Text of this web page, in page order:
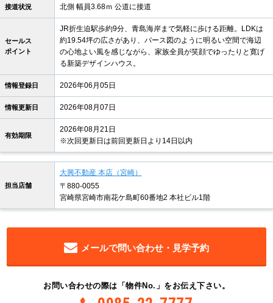
接道状況 北側 幅員3.68ｍ 公道に接道
セールス
ポイント
JR折生迫駅歩約9分、青島海岸まで気軽に歩ける距離。LDKは
約19.54坪の広さがあり、パース図のように明るい空間で海辺
の心地よい風を感じながら、家族全員が笑顔でゆったりと寛げ
る新築デザインハウス。
情報登録日 2026年06月05日
情報更新日 2026年08月07日
有効期限
2026年08月21日
※次回更新日は前回更新日より14日以内
担当店舗
大興不動産 本店（宮崎）
〒880-0055
宮崎県宮崎市南花ケ島町60番地2 本社ビル1階
お問い合わせの際は「物件No.」をお伝え下さい。
メールで問い合わせ・見学予約